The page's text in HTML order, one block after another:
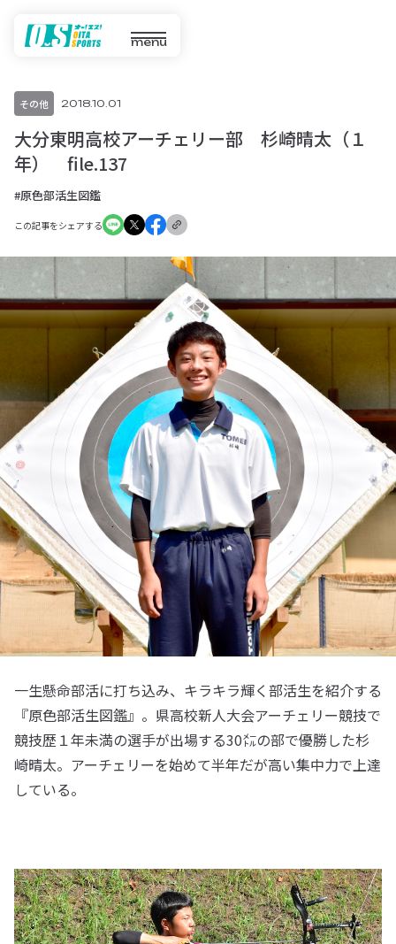
menu
その他 2018.10.01
大分東明高校アーチェリー部 杉崎晴太（１
年） file.137
#原色部活生図鑑
この記事をシェアする
一生懸命部活に打ち込み、キラキラ輝く部活生を紹介する
『原色部活生図鑑』。県高校新人大会アーチェリー競技で
競技歴１年未満の選手が出場する30㍍の部で優勝した杉
崎晴太。アーチェリーを始めて半年だが高い集中力で上達
している。